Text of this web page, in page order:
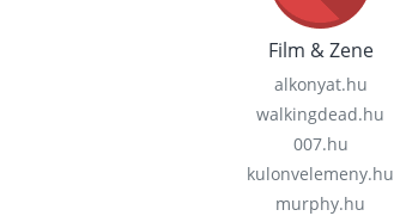
Film & Zene
alkonyat.hu
walkingdead.hu
007.hu
kulonvelemeny.hu
murphy.hu